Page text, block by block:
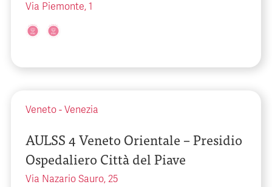
Via Piemonte, 1
Veneto - Venezia
AULSS 4 Veneto Orientale – Presidio
Ospedaliero Città del Piave
Via Nazario Sauro, 25